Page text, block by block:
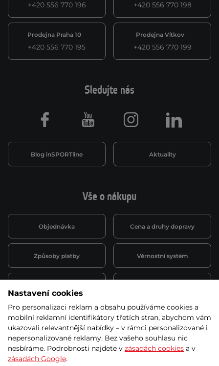
+420 556 770 196 +420 556 770 198
Prodejna Praha 10
+420 556 770 195
Prodejna Vítkov
+420 556 770 199
Vše o nákupu
Objednávka Cena a druhy dopravy
Způsoby platby Věrnostní systém
Půjčovna
obchodní podmínky
Kariéra
Sledujte nás
Blog inSPORTline Aktuality
Facebook Youtube Instagram LinkedIn
Nastavení cookies
Pro personalizaci reklam a obsahu používáme cookies a
mobilní reklamní identifikátory třetích stran, abychom vám
ukazovali relevantnější nabídky – v rámci personalizované i
nepersonalizované reklamy. Bez vašeho souhlasu nic
nesbíráme. Podrobnosti najdete v zásadách cookies a v
zásadách Google.